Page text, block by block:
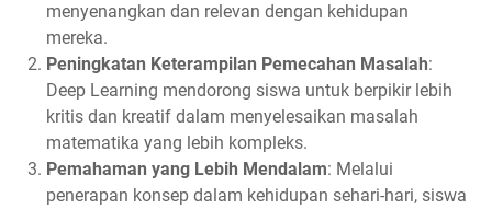
menyenangkan dan relevan dengan kehidupan
mereka.
Peningkatan Keterampilan Pemecahan Masalah:
Deep Learning mendorong siswa untuk berpikir lebih
kritis dan kreatif dalam menyelesaikan masalah
matematika yang lebih kompleks.
Pemahaman yang Lebih Mendalam: Melalui
penerapan konsep dalam kehidupan sehari-hari, siswa